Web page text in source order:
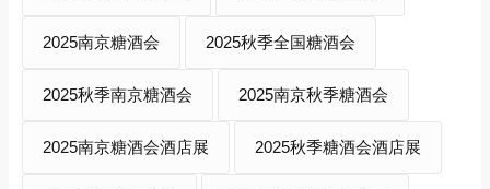
2025南京糖酒会 2025秋季全国糖酒会
2025秋季南京糖酒会 2025南京秋季糖酒会
2025南京糖酒会酒店展 2025秋季糖酒会酒店展